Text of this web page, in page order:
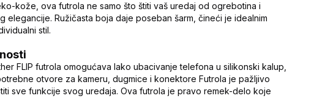
kože, ova futrola ne samo što štiti vaš uredaj od ogrebotina i
elegancije. Ružičasta boja daje poseban šarm, čineći je idealnim
stil.
FLIP futrola omogućava lako ubacivanje telefona u silikonski kalup,
otvore za kameru, dugmice i konektore Futrola je pažljivo
sve funkcije svog uredaja. Ova futrola je pravo remek-delo koje